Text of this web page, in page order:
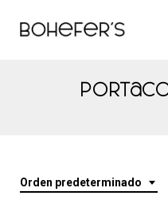
Orden predeterminado